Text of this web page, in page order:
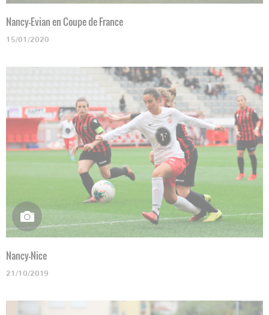
Nancy-Evian en Coupe de France
15/01/2020
Nancy-Nice
21/10/2019